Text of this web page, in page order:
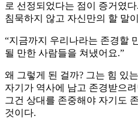
로 선정되었다는 점이 증거였
침묵하지 않고 자신만의 할 말
“지금까지 우리나라는 존경할
될 만한 사람들을 쳐냈어요.”
왜 그렇게 된 걸까? 그는 힘 있
자기가 역사에 남고 존경받으
그건 상대를 존중해야 자기도
것이다.